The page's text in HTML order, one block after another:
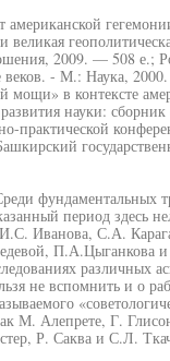
американской
великая
2009. — 508 е.;
- М.: Наука,
мощи» в контексте
науки: сборник
практической
фундаментальных
период здесь
Иванова, С.А.
П.А.Цыганкова
различных
не вспомнить и о
М. Алепрете, Г.
Р. Саква и С.Л.